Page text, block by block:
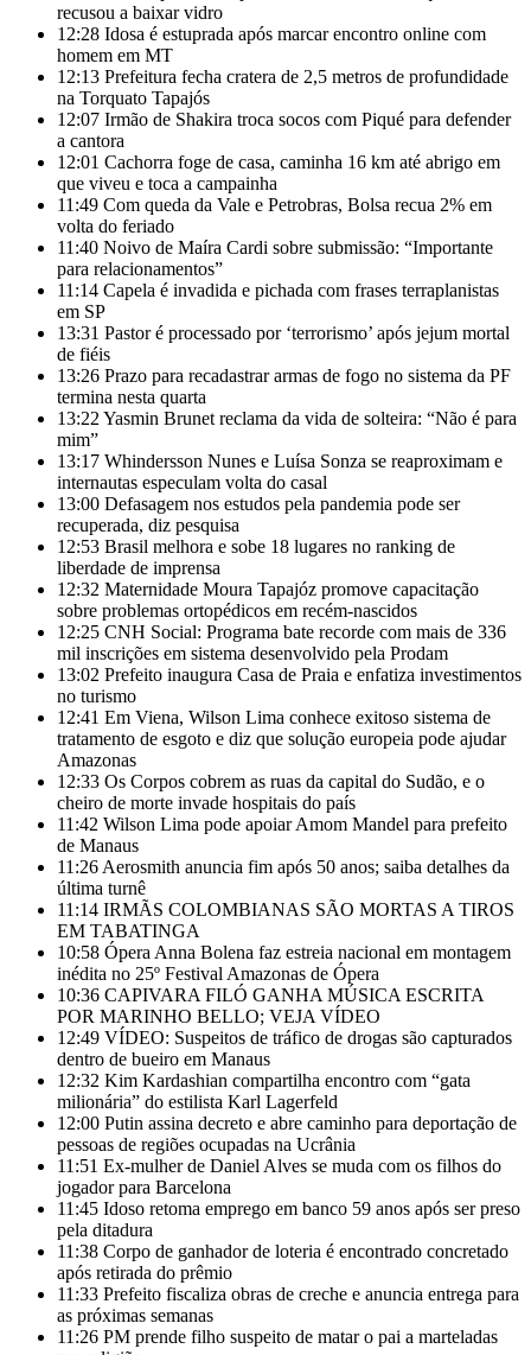
recusou a baixar vidro
12:28 Idosa é estuprada após marcar encontro online com
homem em MT
12:13 Prefeitura fecha cratera de 2,5 metros de profundidade
na Torquato Tapajós
12:07 Irmão de Shakira troca socos com Piqué para defender
a cantora
12:01 Cachorra foge de casa, caminha 16 km até abrigo em
que viveu e toca a campainha
11:49 Com queda da Vale e Petrobras, Bolsa recua 2% em
volta do feriado
11:40 Noivo de Maíra Cardi sobre submissão: “Importante
para relacionamentos”
11:14 Capela é invadida e pichada com frases terraplanistas
em SP
13:31 Pastor é processado por ‘terrorismo’ após jejum mortal
de fiéis
13:26 Prazo para recadastrar armas de fogo no sistema da PF
termina nesta quarta
13:22 Yasmin Brunet reclama da vida de solteira: “Não é para
mim”
13:17 Whindersson Nunes e Luísa Sonza se reaproximam e
internautas especulam volta do casal
13:00 Defasagem nos estudos pela pandemia pode ser
recuperada, diz pesquisa
12:53 Brasil melhora e sobe 18 lugares no ranking de
liberdade de imprensa
12:32 Maternidade Moura Tapajóz promove capacitação
sobre problemas ortopédicos em recém-nascidos
12:25 CNH Social: Programa bate recorde com mais de 336
mil inscrições em sistema desenvolvido pela Prodam
13:02 Prefeito inaugura Casa de Praia e enfatiza investimentos
no turismo
12:41 Em Viena, Wilson Lima conhece exitoso sistema de
tratamento de esgoto e diz que solução europeia pode ajudar
Amazonas
12:33 Os Corpos cobrem as ruas da capital do Sudão, e o
cheiro de morte invade hospitais do país
11:42 Wilson Lima pode apoiar Amom Mandel para prefeito
de Manaus
11:26 Aerosmith anuncia fim após 50 anos; saiba detalhes da
última turnê
11:14 IRMÃS COLOMBIANAS SÃO MORTAS A TIROS
EM TABATINGA
10:58 Ópera Anna Bolena faz estreia nacional em montagem
inédita no 25º Festival Amazonas de Ópera
10:36 CAPIVARA FILÓ GANHA MÚSICA ESCRITA
POR MARINHO BELLO; VEJA VÍDEO
12:49 VÍDEO: Suspeitos de tráfico de drogas são capturados
dentro de bueiro em Manaus
12:32 Kim Kardashian compartilha encontro com “gata
milionária” do estilista Karl Lagerfeld
12:00 Putin assina decreto e abre caminho para deportação de
pessoas de regiões ocupadas na Ucrânia
11:51 Ex-mulher de Daniel Alves se muda com os filhos do
jogador para Barcelona
11:45 Idoso retoma emprego em banco 59 anos após ser preso
pela ditadura
11:38 Corpo de ganhador de loteria é encontrado concretado
após retirada do prêmio
11:33 Prefeito fiscaliza obras de creche e anuncia entrega para
as próximas semanas
11:26 PM prende filho suspeito de matar o pai a marteladas